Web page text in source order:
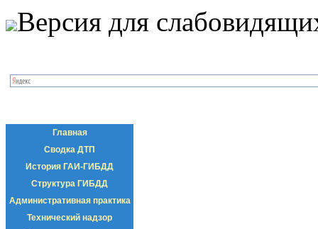
Версия для
Главная
Сводка ДТП
История ГАИ-ГИБДД
Структура ГИБДД
Административная практика
Технический надзор